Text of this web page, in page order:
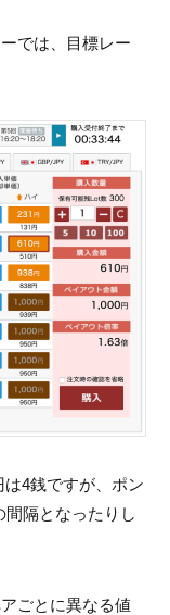
では、目標レー
4銭ですが、ポン
間隔となったりし
ごとに異なる値